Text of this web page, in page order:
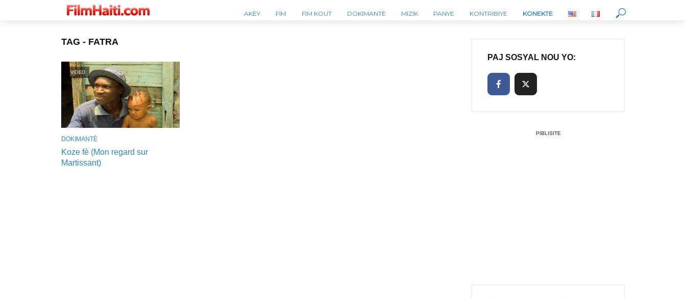
AKÈY FIM FIM KOUT DOKIMANTÈ MIZIK PANYE KONTRIBIYE KONEKTE
TAG - FATRA
VIDEO
DOKIMANTÈ
Koze fè (Mon regard sur
Martissant)
PAJ SOSYAL NOU YO:
PIBLISITE